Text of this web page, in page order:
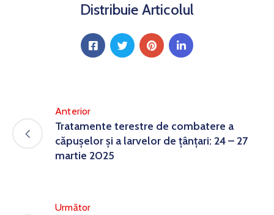
Distribuie Articolul
Anterior
Tratamente terestre de combatere a
căpușelor și a larvelor de țânțari: 24 – 27
martie 2025
Următor